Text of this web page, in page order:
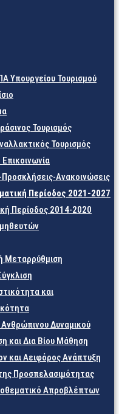
Υπουργείου Τουρισμού
Τουρισμός
Τουρισμός
Ανακοινώσεις
Περίοδος 2021-2027
Περίοδος 2014-2020
Μεταρρύθμιση
και
Δυναμικού
και Δια Βίου Μάθηση
και Αειφόρος Ανάπτυξη
Προσπελασιμότητας
Απροβλέπτων